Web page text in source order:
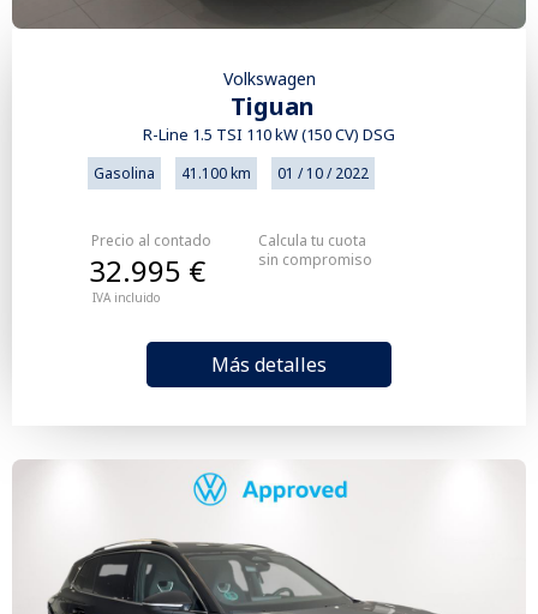
Volkswagen
Tiguan
R-Line 1.5 TSI 110 kW (150 CV) DSG
Gasolina 41.100 km 01 / 10 / 2022
Precio al contado
IVA incluido
32.995 €
Más detalles
Calcula tu cuota
sin compromiso